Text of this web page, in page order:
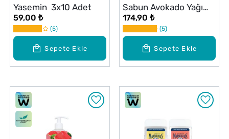
Sepete Ekle
Yasemin 3x10 Adet
59,00 ₺
5
Sepete Ekle
Sabun Avokado Yağı
Kalendula Özü 450 ml
174,90 ₺
5